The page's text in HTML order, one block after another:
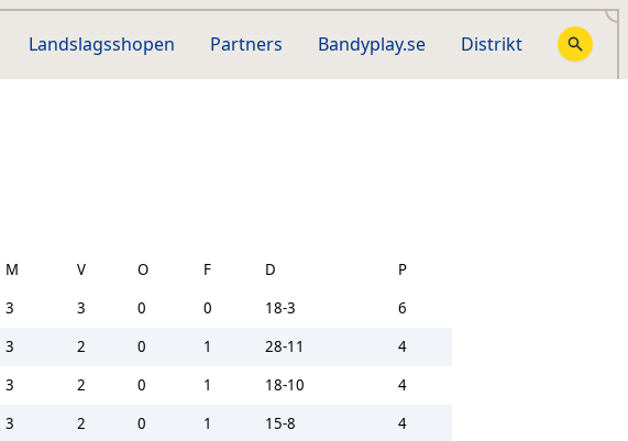
Landslagsshopen Partners Bandyplay.se Distrikt
M V O F D
P
3 3 0 0 18-3
6
3 2 0 1 28-11
4
3 2 0 1 18-10
4
3 2 0 1 15-8
4